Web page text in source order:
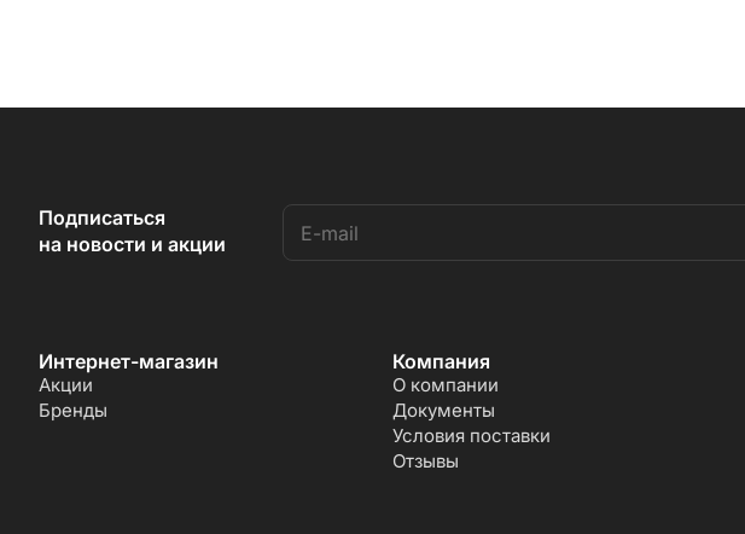
Подписаться
на новости и акции
Интернет-магазин
Акции
Бренды
Компания
О компании
Документы
Условия поставки
Отзывы